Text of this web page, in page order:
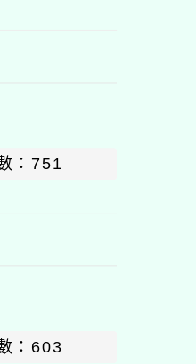
：751
：603